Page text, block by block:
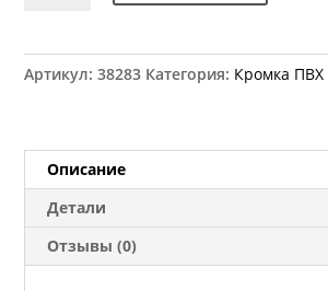
501.04
22x2
мм
Артикул:38283 Категория: Кромка ПВХ
Описание
Детали
Отзывы (0)